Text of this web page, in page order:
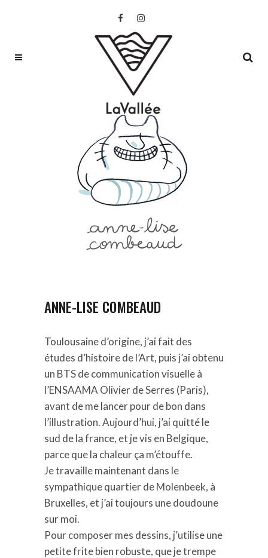
ANNE-LISE COMBEAUD
Toulousaine d’origine, j’ai fait des
études d’histoire de l’Art, puis j’ai obtenu
un BTS de communication visuelle à
l’ENSAAMA Olivier de Serres (Paris),
avant de me lancer pour de bon dans
l’illustration. Aujourd’hui, j’ai quitté le
sud de la france, et je vis en Belgique,
parce que la chaleur ça m’étouffe.
Je travaille maintenant dans le
sympathique quartier de Molenbeek, à
Bruxelles, et j’ai toujours une doudoune
sur moi.
Pour composer mes dessins, j’utilise une
petite frite bien robuste, que je trempe